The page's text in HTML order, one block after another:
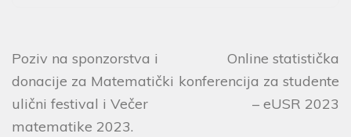
Poziv na sponzorstva i
donacije za Matematički
ulični festival i Večer
matematike 2023.
Online statistička
konferencija za studente
– eUSR 2023